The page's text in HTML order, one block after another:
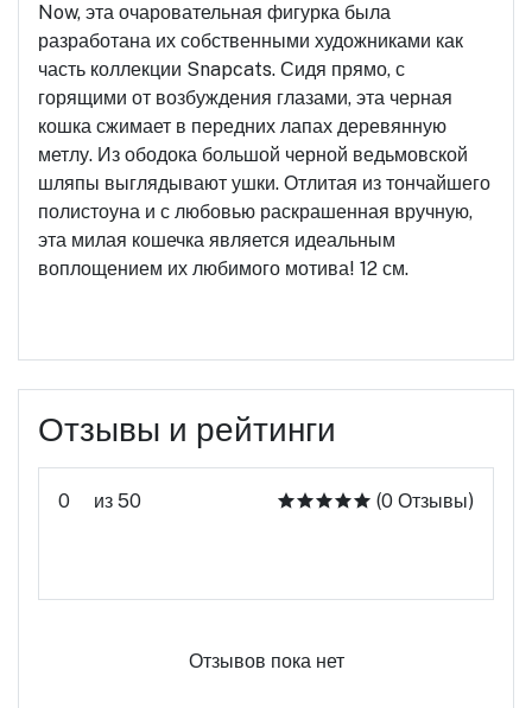
Now, эта очаровательная фигурка была
разработана их собственными художниками как
часть коллекции Snapcats. Сидя прямо, с
горящими от возбуждения глазами, эта черная
кошка сжимает в передних лапах деревянную
метлу. Из ободока большой черной ведьмовской
шляпы выглядывают ушки. Отлитая из тончайшего
полистоуна и с любовью раскрашенная вручную,
эта милая кошечка является идеальным
воплощением их любимого мотива! 12 см.
Отзывы и рейтинги
0 из 50 (0 Отзывы)
Отзывов пока нет